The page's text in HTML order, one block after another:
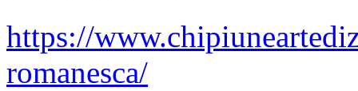
https://
romanesca/